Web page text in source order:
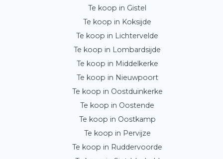
Te koop in Gistel
Te koop in Koksijde
Te koop in Lichtervelde
Te koop in Lombardsijde
Te koop in Middelkerke
Te koop in Nieuwpoort
Te koop in Oostduinkerke
Te koop in Oostende
Te koop in Oostkamp
Te koop in Pervijze
Te koop in Ruddervoorde